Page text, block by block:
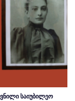
საიუბილეო